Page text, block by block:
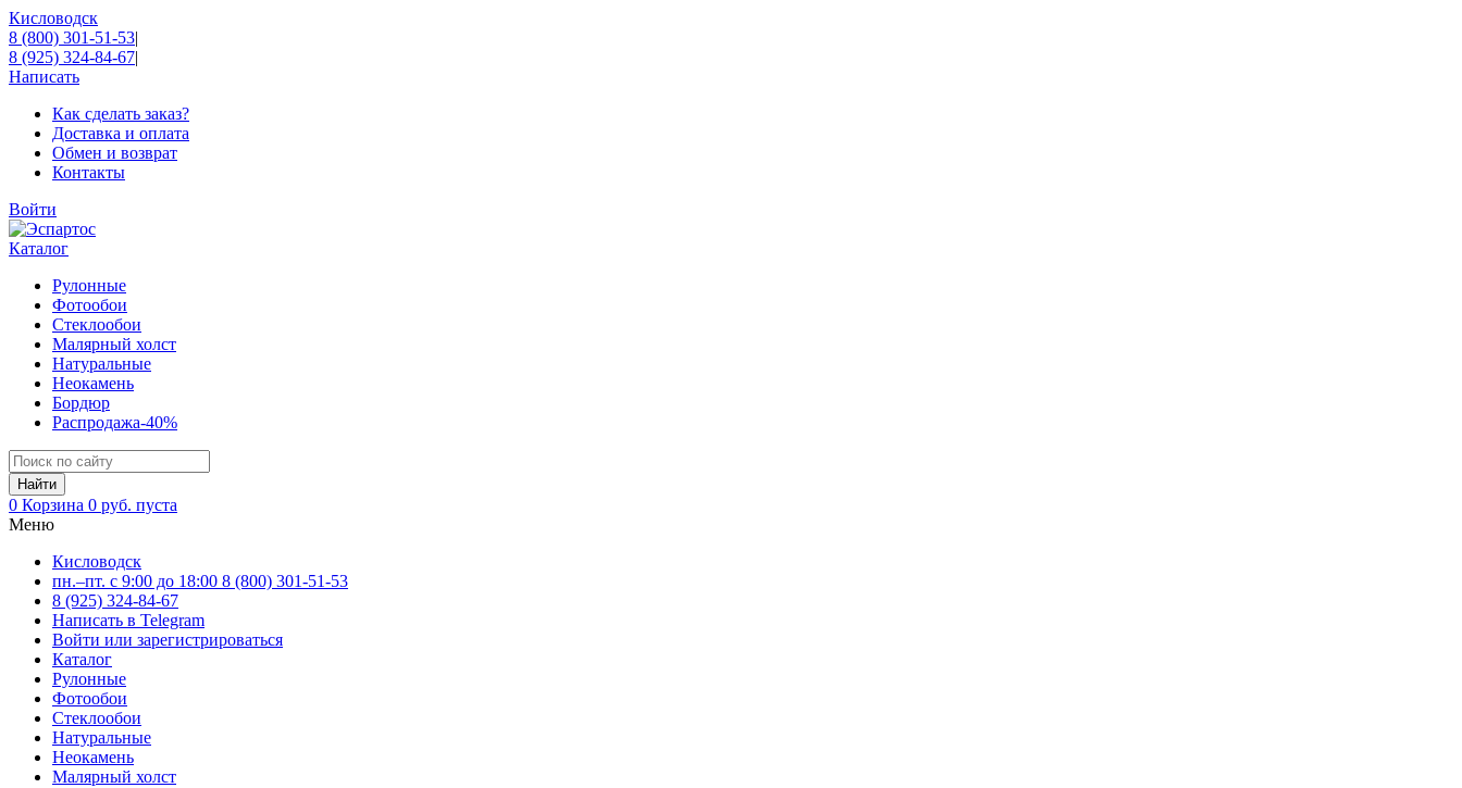
Кисловодск
8 (800) 301-51-53|
8 (925) 324-84-67|
Написать
Как сделать заказ?
Доставка и оплата
Обмен и возврат
Контакты
Войти
Каталог
Рулонные
Фотообои
Стеклообои
Малярный холст
Натуральные
Неокамень
Бордюр
Распродажа-40%
0 Корзина 0 руб. пуста
Меню
Кисловодск
пн.–пт. с 9:00 до 18:00 8 (800) 301-51-53
8 (925) 324-84-67
Написать в Telegram
Войти или зарегистрироваться
Каталог
Рулонные
Фотообои
Стеклообои
Натуральные
Неокамень
Малярный холст